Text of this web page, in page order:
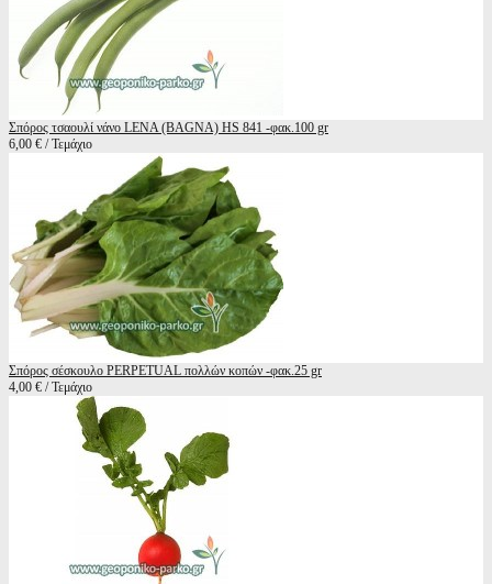
Σπόρος τσαουλί νάνο LENA (BAGNA) HS 841 -φακ.100 gr
6,00 € / Τεμάχιο
Σπόρος σέσκουλο PERPETUAL πολλών κοπών -φακ.25 gr
4,00 € / Τεμάχιο